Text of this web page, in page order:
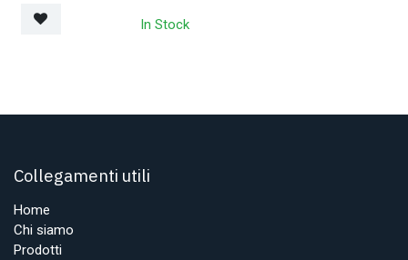
In Stock
Collegamenti utili
Home
Chi siamo
Prodotti